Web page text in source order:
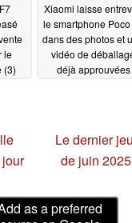
le
(3)
Xiaomi laisse
le smartphone Poco
dans des photos et
vidéo de
déjà approuvées
Le dernier
de juin
as a preferred